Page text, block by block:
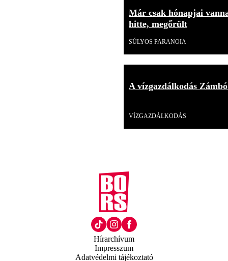
Már csak hónapjai
hitte, megőrült
SÚLYOS PARANOIA
A vízgazdálkodás
VÍZGAZDÁLKODÁS
Hírarchívum
Impresszum
Adatvédelmi tájékoztató